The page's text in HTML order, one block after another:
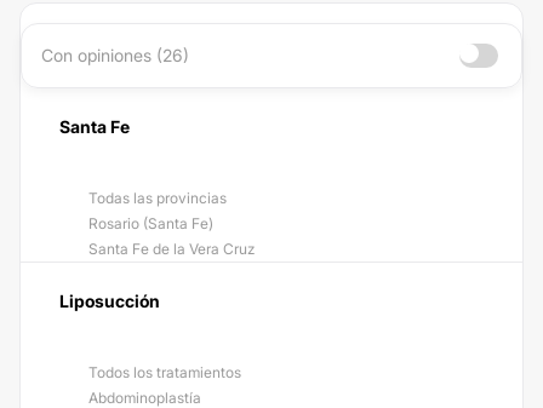
Con opiniones (26)
Santa Fe
Todas las provincias
Rosario (Santa Fe)
Santa Fe de la Vera Cruz
Liposucción
Todos los tratamientos
Abdominoplastía